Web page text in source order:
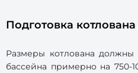
Подготовка
Размеры котлована
бассейна примерно на 750-